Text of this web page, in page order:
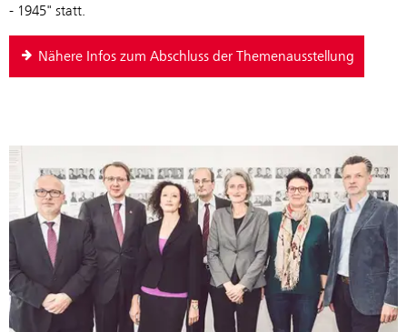
- 1945" statt.
Nähere Infos zum Abschluss der Themenausstellung